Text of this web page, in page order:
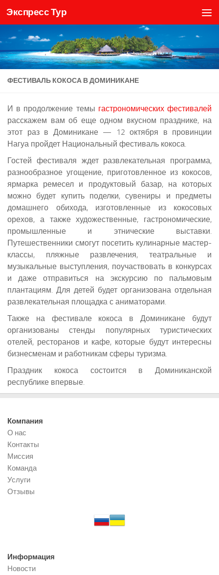
Skip to content
Экспресс Тур
ФЕСТИВАЛЬ КОКОСА В ДОМИНИКАНЕ
И в продолжение темы гастрономических фестивалей
расскажем вам об еще одном вкусном празднике, на
этот раз в Доминикане — 12 октября в провинции
Нагуа пройдет Национальный фестиваль кокоса.
Гостей фестиваля ждет развлекательная программа,
разнообразное угощение, приготовленное из кокосов,
ярмарка ремесел и продуктовый базар, на которых
можно будет купить поделки, сувениры и предметы
домашнего обихода, изготовленные из кокосовых
орехов, а также художественные, гастрономические,
промышленные и этнические выставки.
Путешественники смогут посетить кулинарные мастер-
классы, пляжные развлечения, театральные и
музыкальные выступления, поучаствовать в конкурсах
и даже отправиться на экскурсию по пальмовым
плантациям. Для детей будет организована отдельная
развлекательная площадка с аниматорами.
Также на фестивале кокоса в Доминикане будут
организованы стенды популярных туристических
отелей, ресторанов и кафе, которые будут интересны
бизнесменам и работникам сферы туризма.
Праздник кокоса состоится в Доминиканской
республике впервые.
Компания
О нас
Контакты
Миссия
Команда
Услуги
Отзывы
Информация
Новости